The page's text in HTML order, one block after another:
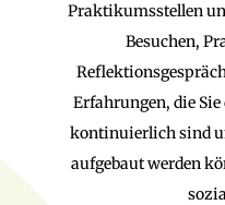
Praktikumsstellen
Besuchen,
Erfahrungen, die
kontinuierlich sind
aufgebaut werden